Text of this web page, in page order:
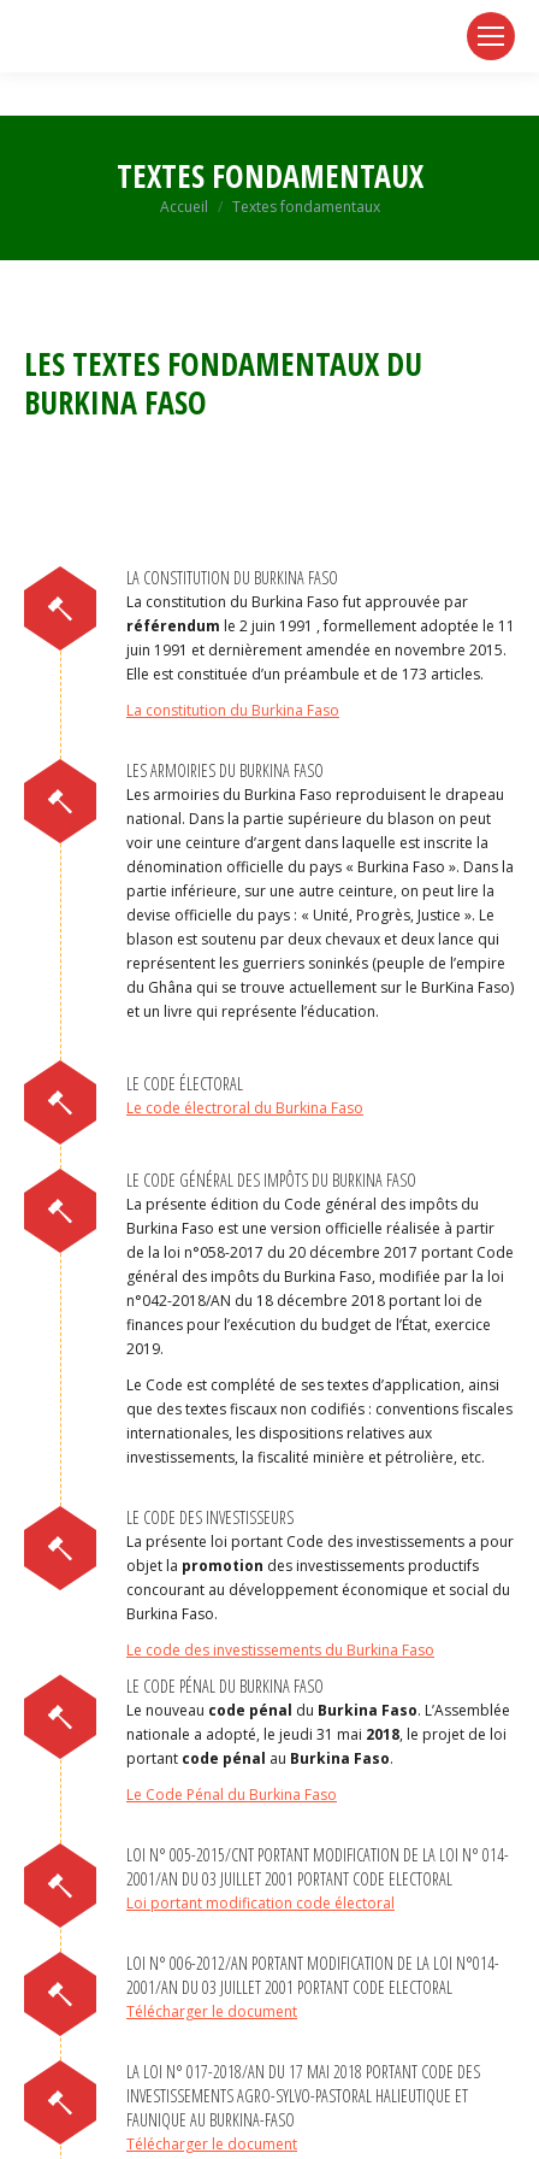
TEXTES FONDAMENTAUX
Vous êtes ici :
Accueil Textes fondamentaux
LES TEXTES FONDAMENTAUX DU
BURKINA FASO
LA CONSTITUTION DU BURKINA FASO
La constitution du Burkina Faso fut approuvée par
référendum le 2 juin 1991 , formellement adoptée le 11
juin 1991 et dernièrement amendée en novembre 2015.
Elle est constituée d’un préambule et de 173 articles.
La constitution du Burkina Faso
LES ARMOIRIES DU BURKINA FASO
Les armoiries du Burkina Faso reproduisent le drapeau
national. Dans la partie supérieure du blason on peut
voir une ceinture d’argent dans laquelle est inscrite la
dénomination officielle du pays « Burkina Faso ». Dans la
partie inférieure, sur une autre ceinture, on peut lire la
devise officielle du pays : « Unité, Progrès, Justice ». Le
blason est soutenu par deux chevaux et deux lance qui
représentent les guerriers soninkés (peuple de l’empire
du Ghâna qui se trouve actuellement sur le BurKina Faso)
et un livre qui représente l’éducation.
LE CODE ÉLECTORAL
Le code électroral du Burkina Faso
LE CODE GÉNÉRAL DES IMPÔTS DU BURKINA FASO
La présente édition du Code général des impôts du
Burkina Faso est une version officielle réalisée à partir
de la loi n°058-2017 du 20 décembre 2017 portant Code
général des impôts du Burkina Faso, modifiée par la loi
n°042-2018/AN du 18 décembre 2018 portant loi de
finances pour l’exécution du budget de l’État, exercice
2019.
Le Code est complété de ses textes d’application, ainsi
que des textes fiscaux non codifiés : conventions fiscales
internationales, les dispositions relatives aux
investissements, la fiscalité minière et pétrolière, etc.
LE CODE DES INVESTISSEURS
La présente loi portant Code des investissements a pour
objet la promotion des investissements productifs
concourant au développement économique et social du
Burkina Faso.
Le code des investissements du Burkina Faso
LE CODE PÉNAL DU BURKINA FASO
Le nouveau code pénal du Burkina Faso. L’Assemblée
nationale a adopté, le jeudi 31 mai 2018, le projet de loi
portant code pénal au Burkina Faso.
Le Code Pénal du Burkina Faso
LOI N° 005-2015/CNT PORTANT MODIFICATION DE LA LOI N° 014-
2001/AN DU 03 JUILLET 2001 PORTANT CODE ELECTORAL
Loi portant modification code électoral
LOI N° 006-2012/AN PORTANT MODIFICATION DE LA LOI N°014-
2001/AN DU 03 JUILLET 2001 PORTANT CODE ELECTORAL
Télécharger le document
LA LOI N° 017-2018/AN DU 17 MAI 2018 PORTANT CODE DES
INVESTISSEMENTS AGRO-SYLVO-PASTORAL HALIEUTIQUE ET
FAUNIQUE AU BURKINA-FASO
Télécharger le document